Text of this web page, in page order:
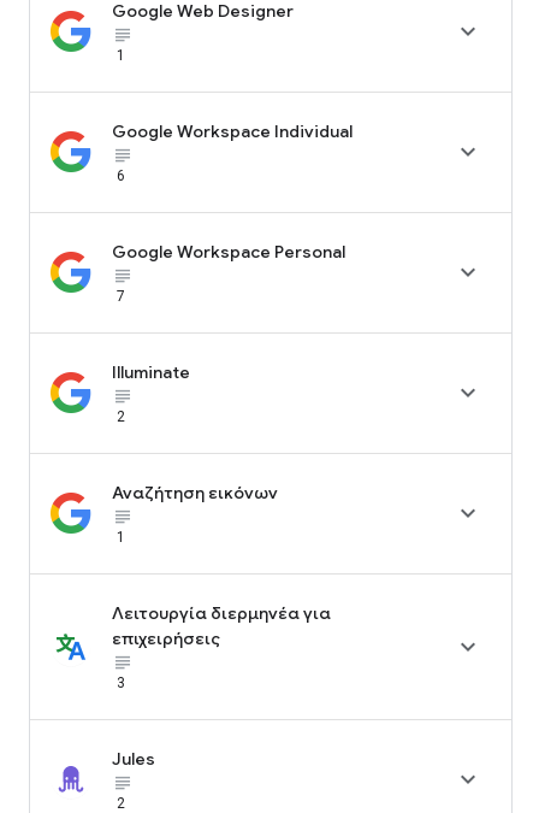
Google Web Designer
subject_black
1

Google Workspace Individual
subject_black
6

Google Workspace Personal
subject_black
7

Illuminate
subject_black
2

Αναζήτηση εικόνων
subject_black
1

Λειτουργία διερμηνέα για
επιχειρήσεις
subject_black
3

Jules
subject_black
2
